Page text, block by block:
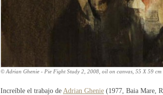
© Adrian Ghenie - Pie Fight Study 2, 2008, oil on canvas, 55 X 59 cm
Increíble el trabajo de Adrian Ghenie (1977, Baia Mare,